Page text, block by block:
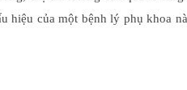
hiệu của một bệnh lý phụ khoa